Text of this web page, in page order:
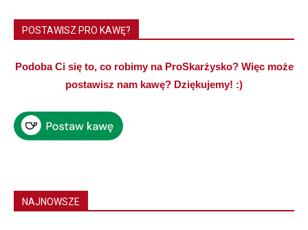
POSTAWISZ PRO KAWĘ?
Podoba Ci się to, co robimy na ProSkarżysko? Więc może
postawisz nam kawę? Dziękujemy! :)
NAJNOWSZE